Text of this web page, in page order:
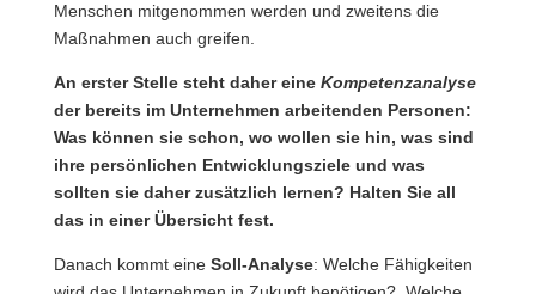
Menschen mitgenommen werden und zweitens die
Maßnahmen auch greifen.
An erster Stelle steht daher eine Kompetenzanalyse
der bereits im Unternehmen arbeitenden Personen:
Was können sie schon, wo wollen sie hin, was sind
ihre persönlichen Entwicklungsziele und was
sollten sie daher zusätzlich lernen? Halten Sie all
das in einer Übersicht fest.
Danach kommt eine Soll-Analyse: Welche Fähigkeiten